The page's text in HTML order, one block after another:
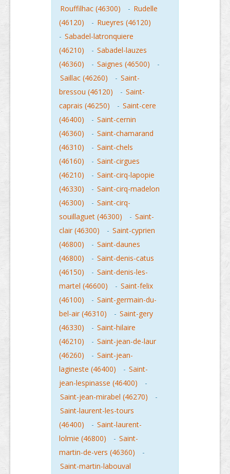
Rouffilhac (46300)
- Rudelle
(46120)
- Rueyres (46120)
- Sabadel-latronquiere
(46210)
- Sabadel-lauzes
(46360)
- Saignes (46500)
-
Saillac (46260)
- Saint-
bressou (46120)
- Saint-
caprais (46250)
- Saint-cere
(46400)
- Saint-cernin
(46360)
- Saint-chamarand
(46310)
- Saint-chels
(46160)
- Saint-cirgues
(46210)
- Saint-cirq-lapopie
(46330)
- Saint-cirq-madelon
(46300)
- Saint-cirq-
souillaguet (46300)
- Saint-
clair (46300)
- Saint-cyprien
(46800)
- Saint-daunes
(46800)
- Saint-denis-catus
(46150)
- Saint-denis-les-
martel (46600)
- Saint-felix
(46100)
- Saint-germain-du-
bel-air (46310)
- Saint-gery
(46330)
- Saint-hilaire
(46210)
- Saint-jean-de-laur
(46260)
- Saint-jean-
lagineste (46400)
- Saint-
jean-lespinasse (46400)
-
Saint-jean-mirabel (46270)
-
Saint-laurent-les-tours
(46400)
- Saint-laurent-
lolmie (46800)
- Saint-
martin-de-vers (46360)
-
Saint-martin-labouval